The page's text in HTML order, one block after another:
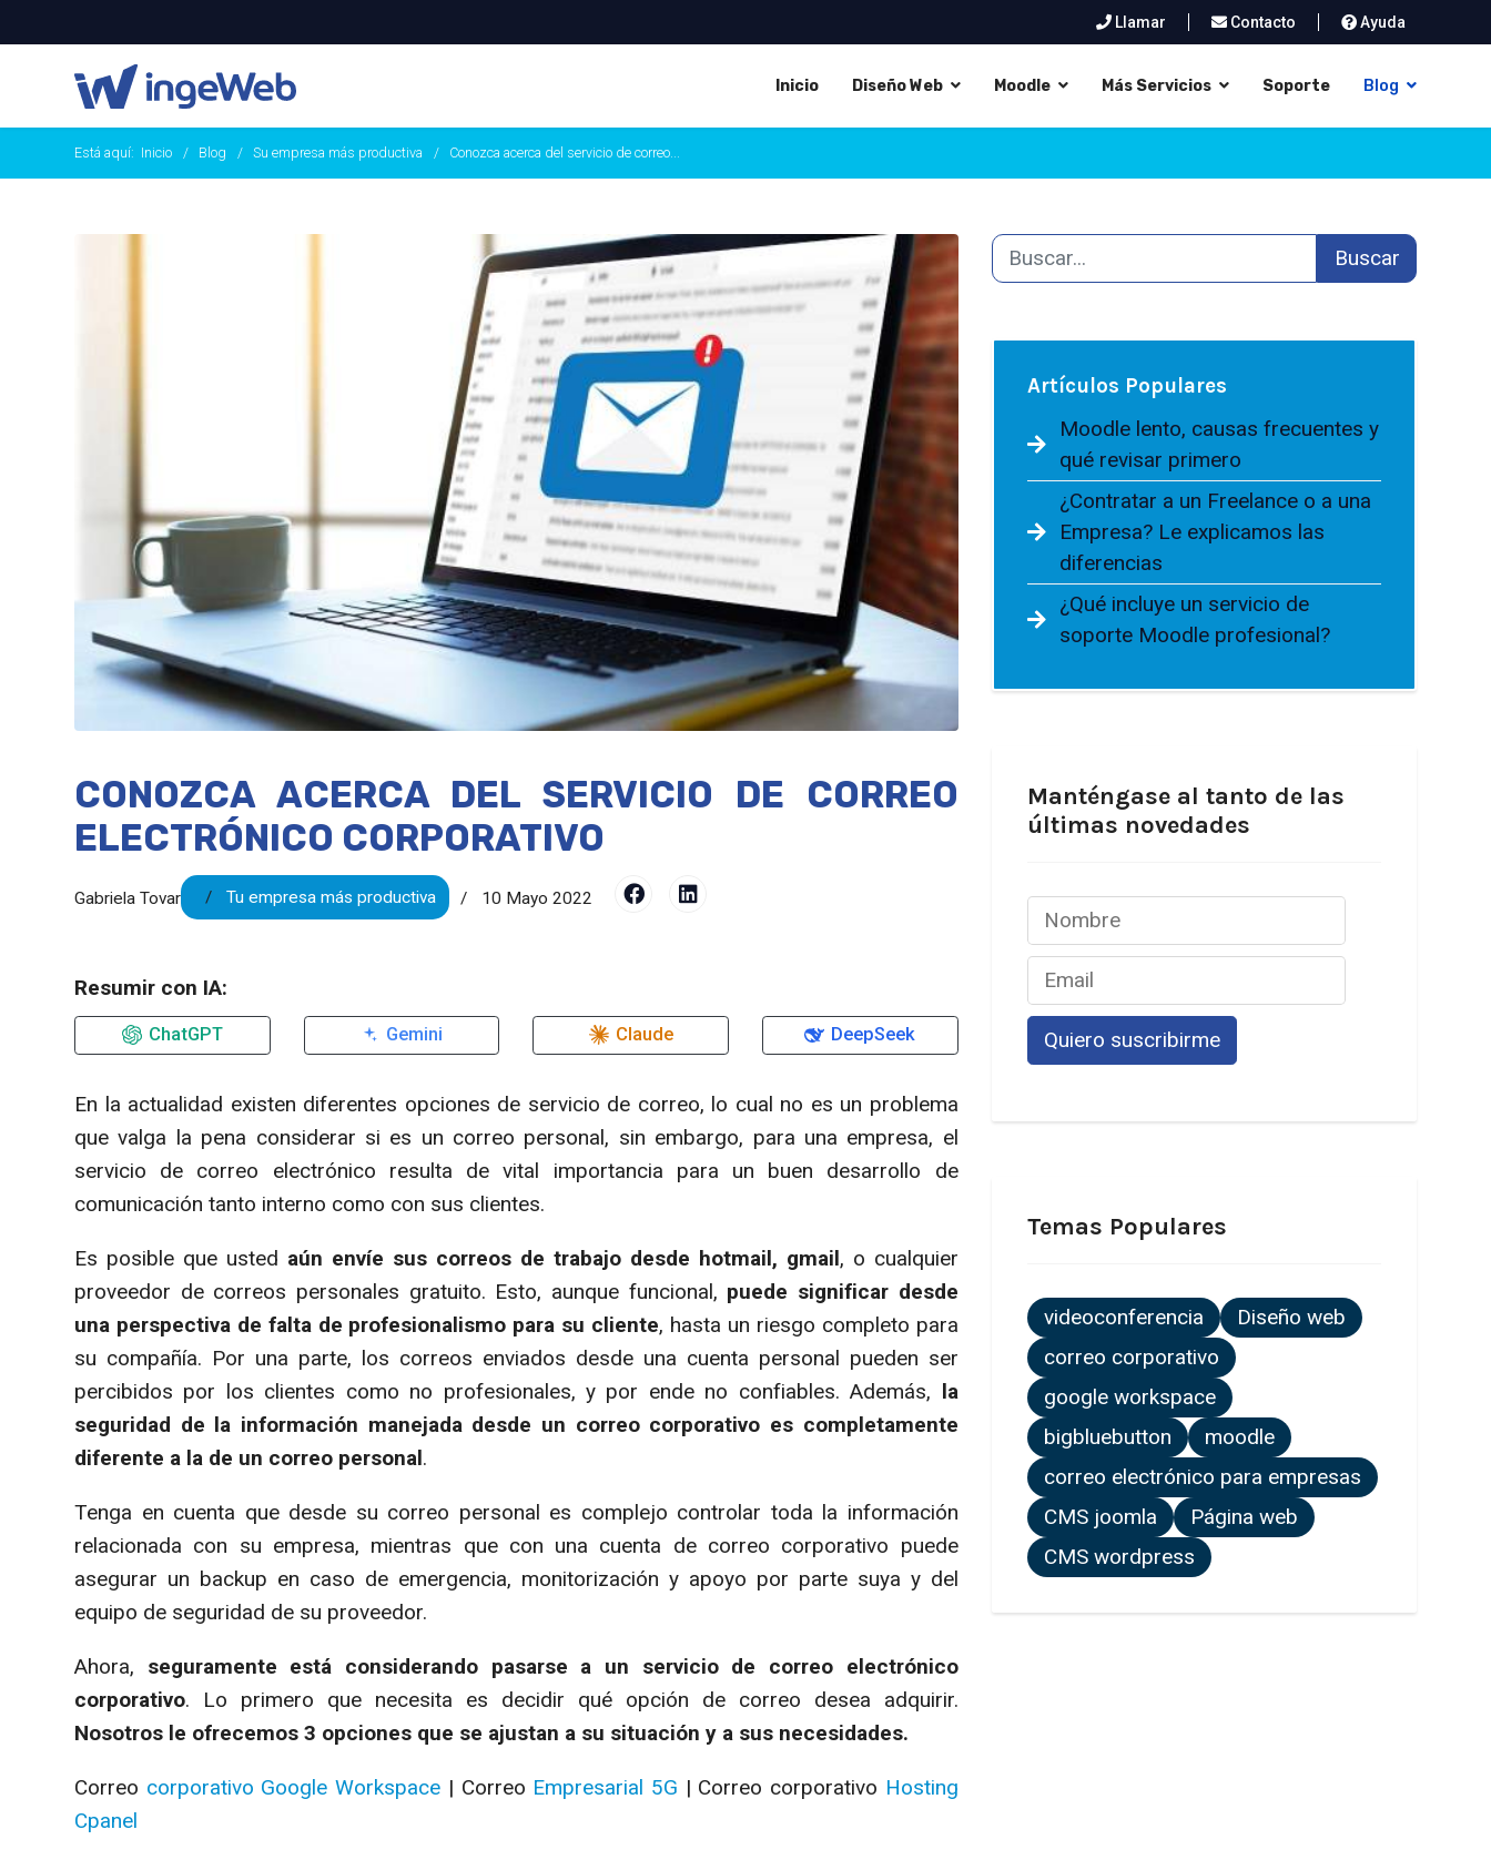
Llamar Contacto Ayuda
Inicio Diseño Web Moodle Más Servicios Soporte Blog
Está aquí: Inicio Blog Su empresa más productiva Conozca acerca del servicio de correo...
CONOZCA ACERCA DEL SERVICIO DE CORREO
ELECTRÓNICO CORPORATIVO
Gabriela Tovar Tu empresa más productiva 10 Mayo 2022
Resumir con IA:
ChatGPT Gemini Claude DeepSeek
En la actualidad existen diferentes opciones de servicio de correo, lo cual no es un problema
que valga la pena considerar si es un correo personal, sin embargo, para una empresa, el
servicio de correo electrónico resulta de vital importancia para un buen desarrollo de
comunicación tanto interno como con sus clientes.
Es posible que usted aún envíe sus correos de trabajo desde hotmail, gmail, o cualquier
proveedor de correos personales gratuito. Esto, aunque funcional, puede significar desde
una perspectiva de falta de profesionalismo para su cliente, hasta un riesgo completo para
su compañía. Por una parte, los correos enviados desde una cuenta personal pueden ser
percibidos por los clientes como no profesionales, y por ende no confiables. Además, la
seguridad de la información manejada desde un correo corporativo es completamente
diferente a la de un correo personal.
Tenga en cuenta que desde su correo personal es complejo controlar toda la información
relacionada con su empresa, mientras que con una cuenta de correo corporativo puede
asegurar un backup en caso de emergencia, monitorización y apoyo por parte suya y del
equipo de seguridad de su proveedor.
Ahora, seguramente está considerando pasarse a un servicio de correo electrónico
corporativo. Lo primero que necesita es decidir qué opción de correo desea adquirir.
Nosotros le ofrecemos 3 opciones que se ajustan a su situación y a sus necesidades.
Correo corporativo Google Workspace | Correo Empresarial 5G | Correo corporativo Hosting
Cpanel
Buscar
Artículos Populares
Moodle lento, causas frecuentes y
qué revisar primero
¿Contratar a un Freelance o a una
Empresa? Le explicamos las
diferencias
¿Qué incluye un servicio de
soporte Moodle profesional?
Manténgase al tanto de las
últimas novedades
Temas Populares
videoconferencia
Diseño web
correo corporativo
google workspace
bigbluebutton
moodle
correo electrónico para empresas
CMS joomla
Página web
CMS wordpress